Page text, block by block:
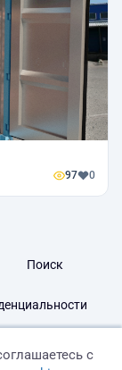
97 0
Поиск
с